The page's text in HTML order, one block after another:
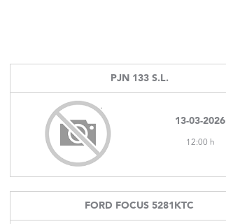
PJN 133 S.L.
13-03-2026
12:00 h
FORD FOCUS 5281KTC